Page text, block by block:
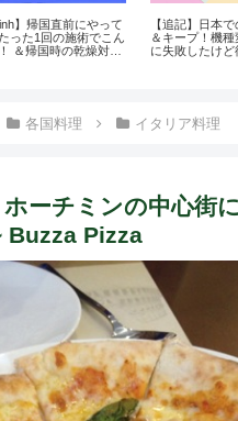
】帰国直前にやって
った1回の施術でこん
策
【追記】日本
＆キープ！機
に失敗したけ
各国料理 イタリア料理
ホーチミンの中心街
Pizza